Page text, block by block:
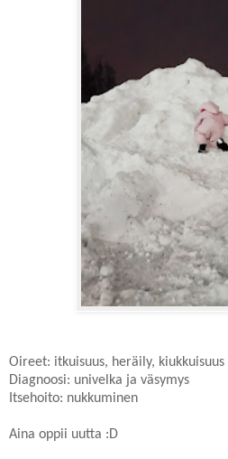
Oireet: itkuisuus, heräily, kiukkuisuus
Diagnoosi: univelka ja väsymys
Itsehoito: nukkuminen
Aina oppii uutta :D